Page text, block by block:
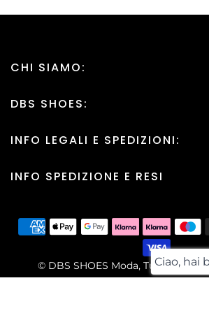
CHI SIAMO:
DBS SHOES:
INFO LEGALI E SPEDIZIONI:
INFO SPEDIZIONE E RESI
© DBS SHOES Moda, Tutti i Diritti
Ciao, hai